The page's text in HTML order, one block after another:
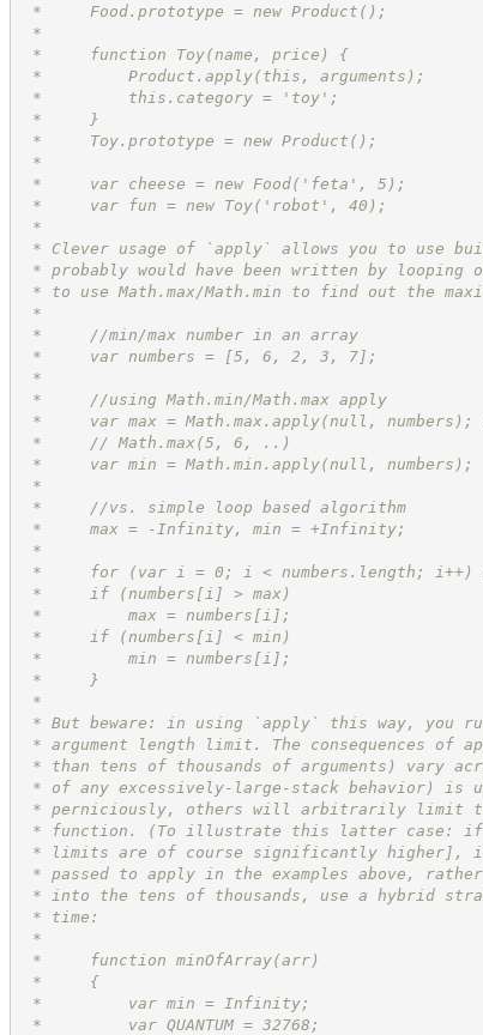
*     Food.prototype = new Product();
*
*     function Toy(name, price) {
*         Product.apply(this, arguments);
*         this.category = 'toy';
*     }
*     Toy.prototype = new Product();
*
*     var cheese = new Food('feta', 5);
*     var fun = new Toy('robot', 40);
*
* Clever usage of `apply` allows you to use
* probably would have been written by looping
* to use Math.max/Math.min to find out the
*
*     //min/max number in an array
*     var numbers = [5, 6, 2, 3, 7];
*
*     //using Math.min/Math.max apply
*     var max = Math.max.apply(null,
*     // Math.max(5, 6, ..)
*     var min = Math.min.apply(null, numbers);
*
*     //vs. simple loop based algorithm
*     max = -Infinity, min = +Infinity;
*
*     for (var i = 0; i < numbers.length; i++)
*     if (numbers[i] > max)
*         max = numbers[i];
*     if (numbers[i] < min)
*         min = numbers[i];
*     }
*
* But beware: in using `apply` this way, you
* argument length limit. The consequences of
* than tens of thousands of arguments) vary
* of any excessively-large-stack behavior) is
* perniciously, others will arbitrarily limit the
* function. (To illustrate this latter case: if
* limits are of course significantly higher], it
* passed to apply in the examples above,
* into the tens of thousands, use a hybrid
* time:
*
*     function minOfArray(arr)
*     {
*         var min = Infinity;
*         var QUANTUM = 32768;